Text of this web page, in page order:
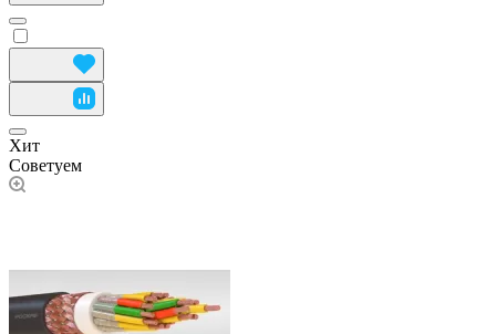
Хит
Советуем